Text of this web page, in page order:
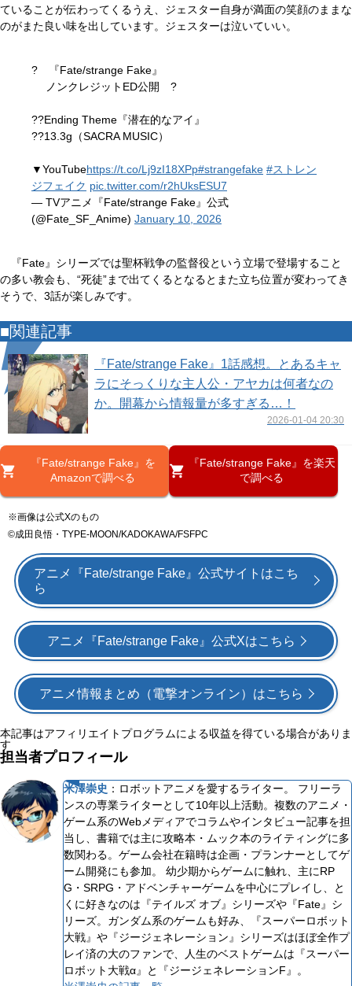
ていることが伝わってくるうえ、ジェスター自身が満面の笑顔のままな
のがまた良い味を出しています。ジェスターは泣いていい。
? 『Fate/strange Fake』
ノンクレジットED公開 ?
??Ending Theme『潜在的なアイ』
??13.3g（SACRA MUSIC）
▼YouTubehttps://t.co/Lj9zI18XPp#strangefake #ストレン
ジフェイク pic.twitter.com/r2hUksESU7
— TVアニメ『Fate/strange Fake』公式
(@Fate_SF_Anime) January 10, 2026
『Fate』シリーズでは聖杯戦争の監督役という立場で登場すること
の多い教会も、“死徒”まで出てくるとなるとまた立ち位置が変わってき
そうで、3話が楽しみです。
■関連記事
『Fate/strange Fake』1話感想。とあるキャ
ラにそっくりな主人公・アヤカは何者なの
か。開幕から情報量が多すぎる…！
2026-01-04 20:30
『Fate/strange Fake』を
Amazonで調べる
『Fate/strange Fake』を楽天
で調べる
※画像は公式Xのもの
©成田良悟・TYPE-MOON/KADOKAWA/FSFPC
アニメ『Fate/strange Fake』公式サイトはこち
ら
アニメ『Fate/strange Fake』公式Xはこちら
アニメ情報まとめ（電撃オンライン）はこちら
本記事はアフィリエイトプログラムによる収益を得ている場合がありま
す
担当者プロフィール
米澤崇史 ： ロボットアニメを愛するライター。 フリーラ
ンスの専業ライターとして10年以上活動。複数のアニメ・
ゲーム系のWebメディアでコラムやインタビュー記事を担
当し、書籍では主に攻略本・ムック本のライティングに多
数関わる。ゲーム会社在籍時は企画・プランナーとしてゲ
ーム開発にも参加。 幼少期からゲームに触れ、主にRP
G・SRPG・アドベンチャーゲームを中心にプレイし、と
くに好きなのは『テイルズ オブ』シリーズや『Fate』シ
リーズ。ガンダム系のゲームも好み、『スーパーロボット
大戦』や『ジージェネレーション』シリーズはほぼ全作プ
レイ済の大のファンで、人生のベストゲームは『スーパー
ロボット大戦α』と『ジージェネレーションF』。